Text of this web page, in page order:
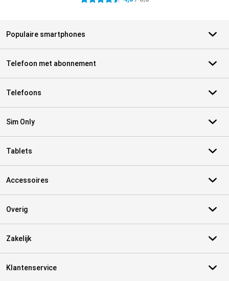
Populaire smartphones
Telefoon met abonnement
Telefoons
Sim Only
Tablets
Accessoires
Overig
Zakelijk
Klantenservice